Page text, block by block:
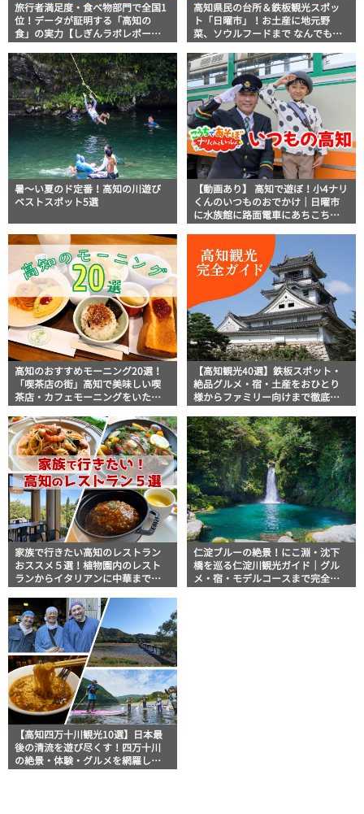
旅行者満足度・食べ物部門で全国1
位！データが証明する「高知の
食」の実力【しぎんラボレポー
高知県民の台所＆鉄板観光スポッ
ト「日曜市」！お土産に地元野
菜、ソウルフードまで なんでもそ
説！
暑～い夏のド定番！高知の川遊び
ベストスポット5選
【動画あり】 高知で遊ぼ！小4ナリ
くんのいつものおでかけ｜日曜市
に水族館に路面電車にあちこち巡
高知のおすすめモーニング20選！
「喫茶店の街」高知で美味しい喫
茶店・カフェモーニングをいただ
【高知観光40選】鉄板スポット・
絶品グルメ・宿・土産をおひとり
様からファミリー向けまで徹底解
家族で行きたい高知のレストラン
おススメ５選！植物園内のレスト
ランからイタリアンに中華まで楽
仁淀ブルーの絶景！にこ淵・沈下
橋を巡る仁淀川観光ガイド｜グル
メ・宿・モデルコースまで完全網
【高知四万十川観光10選】日本最
後の清流を遊び尽くす！四万十川
の絶景・体験・グルメを網羅した